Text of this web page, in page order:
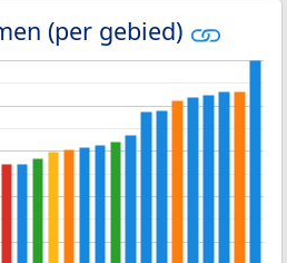
(per gebied)